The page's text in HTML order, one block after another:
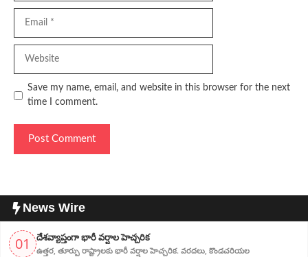
Save my name, email, and website in this browser for the next
time I comment.
News Wire
01 దేశవ్యాప్తంగా భారీ వర్షాల హెచ్చరిక
ఉత్తర, తూర్పు రాష్ట్రాలకు భారీ వర్షాల హెచ్చరిక. వరదలు, కొండచరియల